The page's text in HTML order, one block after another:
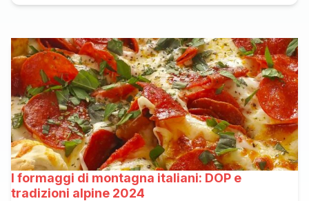
I formaggi di montagna italiani: DOP e
tradizioni alpine 2024